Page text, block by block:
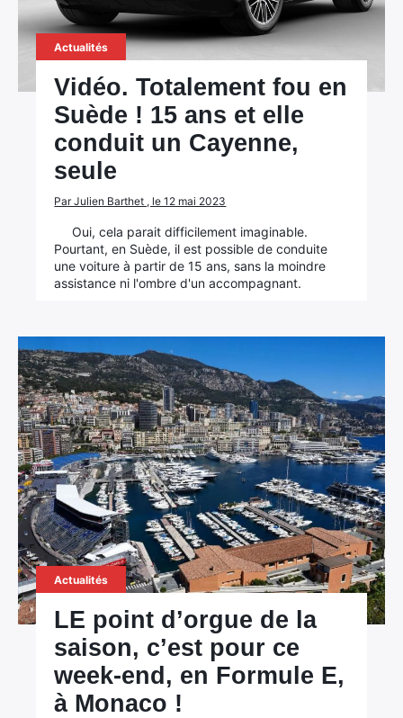
Actualités
Vidéo. Totalement fou en
Suède ! 15 ans et elle
conduit un Cayenne,
seule
Par Julien Barthet , le 12 mai 2023
Oui, cela parait difficilement imaginable.
Pourtant, en Suède, il est possible de conduite
une voiture à partir de 15 ans, sans la moindre
assistance ni l'ombre d'un accompagnant.
Actualités
LE point d’orgue de la
saison, c’est pour ce
week-end, en Formule E,
à Monaco !